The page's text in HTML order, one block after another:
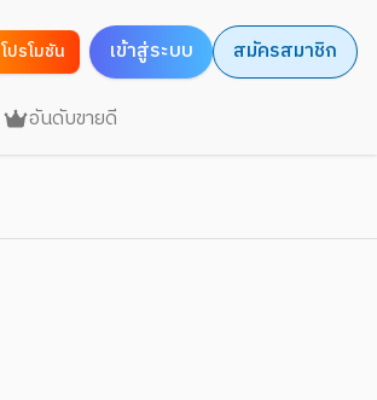
โปรโมชัน เข้าสู่ระบบ สมัครสมาชิก
อันดับขายดี